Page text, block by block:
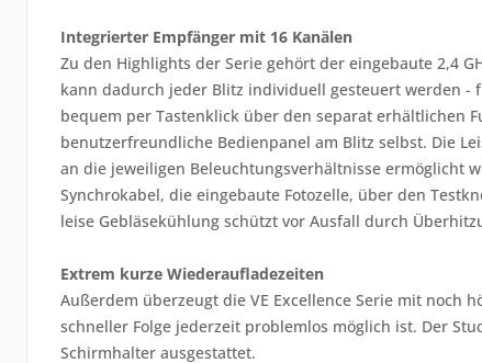
Integrierter Empfänger mit 16 Kanälen
Zu den Highlights der Serie gehört der eingebaute 2,4
kann dadurch jeder Blitz individuell gesteuert werden
bequem per Tastenklick über den separat erhältlichen
benutzerfreundliche Bedienpanel am Blitz selbst. Die
an die jeweiligen Beleuchtungsverhältnisse ermöglicht
Synchrokabel, die eingebaute Fotozelle, über den
leise Gebläsekühlung schützt vor Ausfall durch
Extrem kurze Wiederaufladezeiten
Außerdem überzeugt die VE Excellence Serie mit noch
schneller Folge jederzeit problemlos möglich ist. Der
Schirmhalter ausgestattet.